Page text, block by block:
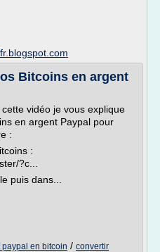
Bitcoins en argent
vidéo je vous explique
en argent Paypal pour
:
:
?c...
puis dans...
en bitcoin / convertir